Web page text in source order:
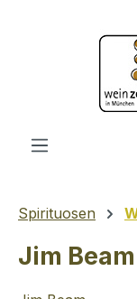
Zum Hauptinhalt
Spirituosen
Jim